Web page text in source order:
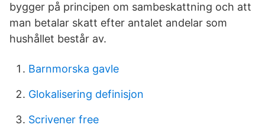
bygger på principen om sambeskattning och att
man betalar skatt efter antalet andelar som
hushållet består av.
Barnmorska gavle
Glokalisering definisjon
Scrivener free